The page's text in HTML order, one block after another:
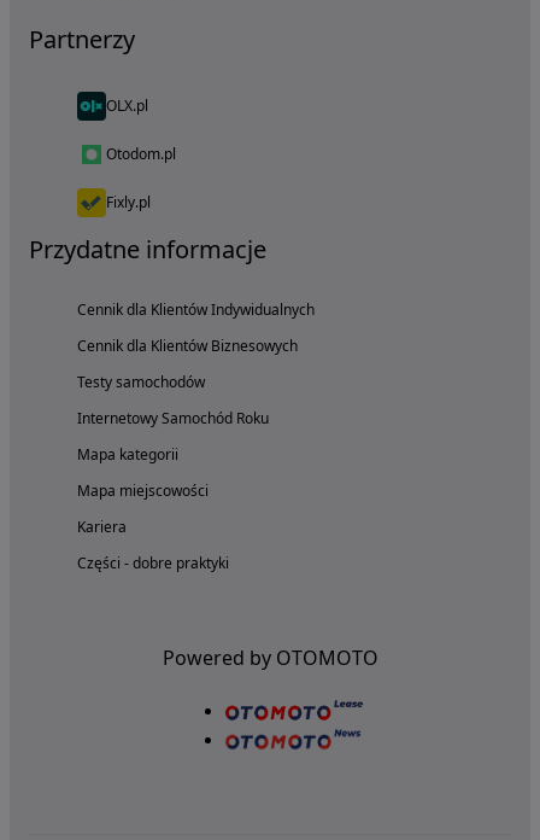
Partnerzy
OLX.pl
Otodom.pl
Fixly.pl
Przydatne informacje
Cennik dla Klientów Indywidualnych
Cennik dla Klientów Biznesowych
Testy samochodów
Internetowy Samochód Roku
Mapa kategorii
Mapa miejscowości
Kariera
Części - dobre praktyki
Powered by OTOMOTO